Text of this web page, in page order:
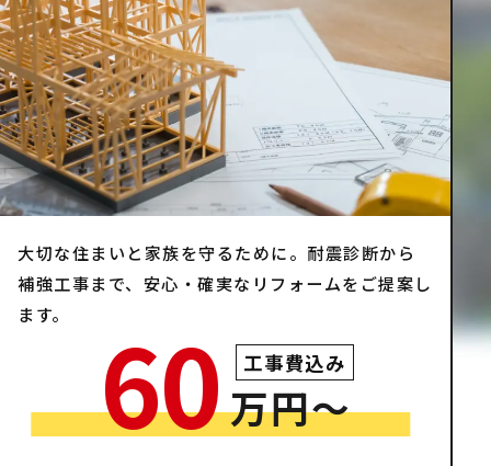
工事費込み
60万円〜
大切な住まいと家族を守るために。耐震診断から
補強工事まで、安心・確実なリフォームをご提案し
ます。